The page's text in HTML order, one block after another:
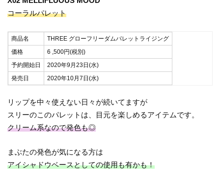
コーラルパレット
商品名
THREE グローフリーダムパレットライジング
価格
6 ,500円(税別)
予約開始日
2020年9月23日(水)
発売日
2020年10月7日(水)
リップを中々使えない日々が続いてますが
スリーのこのパレットは、目元を楽しめるアイテムです。
クリーム系なので発色も◎
まぶたの発色が気になる方は
アイシャドウベースとしての使用も有かも！